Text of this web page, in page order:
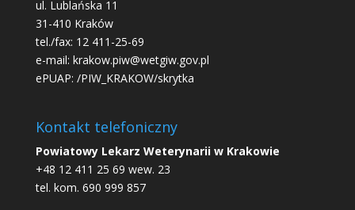
ul. Lublańska 11
31-410 Kraków
tel./fax: 12 411-25-69
e-mail: krakow.piw@wetgiw.gov.pl
ePUAP: /PIW_KRAKOW/skrytka
Kontakt telefoniczny
Powiatowy Lekarz Weterynarii w Krakowie
+48 12 411 25 69 wew. 23
tel. kom. 690 999 857